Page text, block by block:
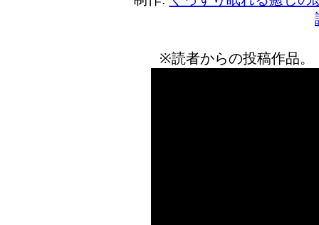
※読者からの投稿作品